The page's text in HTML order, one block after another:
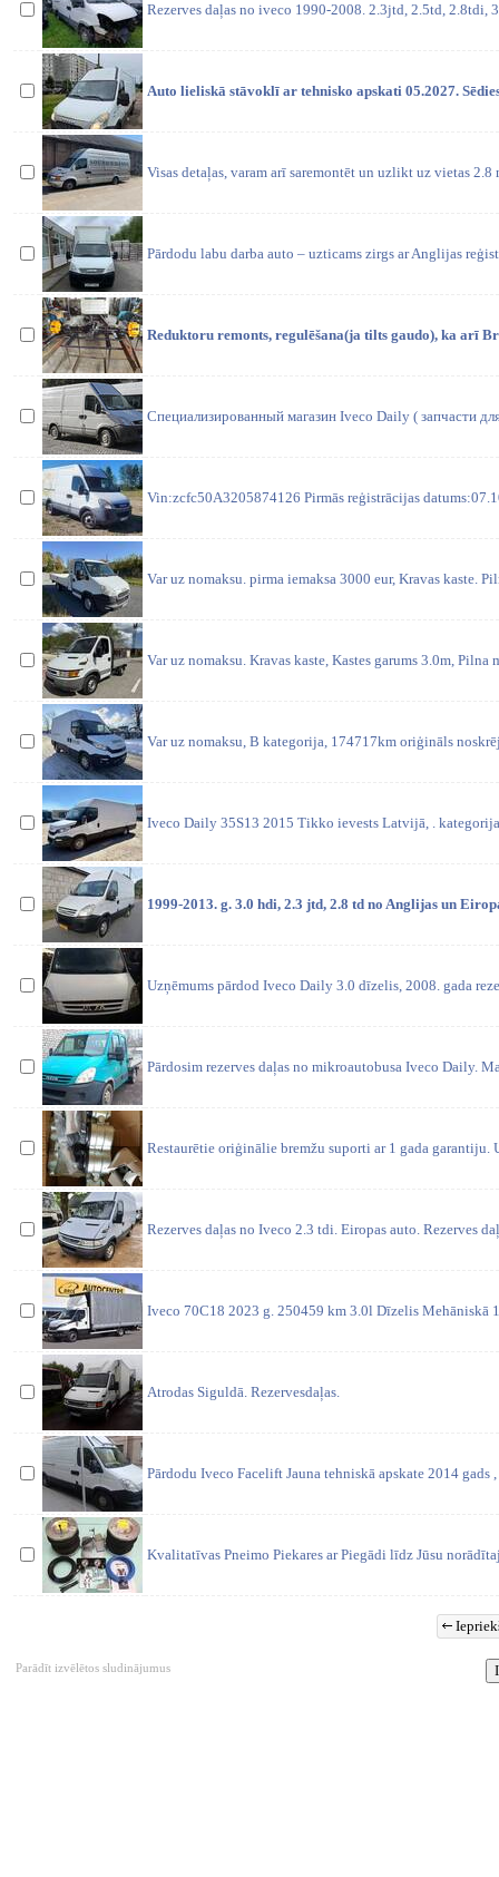
Rezerves daļas no iveco 1990-2008. 2.3jtd, 2.5td, 2.8tdi,
Auto lieliskā stāvoklī ar tehnisko apskati 05.2027.
Visas detaļas, varam arī saremontēt un uzlikt uz vietas 2.8
Pārdodu labu darba auto – uzticams zirgs ar Anglijas
Reduktoru remonts, regulēšana(ja tilts gaudo), ka arī
Специализированный магазин Iveco Daily ( запчасти
Vin:zcfc50A3205874126 Pirmās reģistrācijas
Var uz nomaksu. pirma iemaksa 3000 eur, Kravas kaste.
Var uz nomaksu. Kravas kaste, Kastes garums 3.0m,
Var uz nomaksu, B kategorija, 174717km oriģināls
Iveco Daily 35S13 2015 Tikko ievests Latvijā, .
1999-2013. g. 3.0 hdi, 2.3 jtd, 2.8 td no Anglijas un
Uzņēmums pārdod Iveco Daily 3.0 dīzelis, 2008. gada
Pārdosim rezerves daļas no mikroautobusa Iveco Daily.
Restaurētie oriģinālie bremžu suporti ar 1 gada garantiju.
Rezerves daļas no Iveco 2.3 tdi. Eiropas auto. Rezerves
Iveco 70C18 2023 g. 250459 km 3.0l Dīzelis Mehāniskā
Atrodas Siguldā. Rezervesdaļas.
Pārdodu Iveco Facelift Jauna tehniskā apskate 2014 gads
Kvalitatīvas Pneimo Piekares ar Piegādi līdz Jūsu
Parādīt izvēlētos sludinājumus